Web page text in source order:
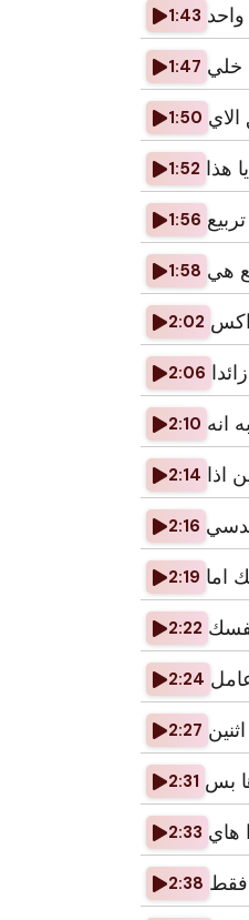
1:43
1:47 خلي
1:50
1:52 هذا
1:56
1:58 هي
2:02 اكس
2:06
2:10 انه
2:14 اذا
2:16
2:19 اما
2:22
2:24
2:27
2:31 بس
2:33 هاي
2:38 فقط